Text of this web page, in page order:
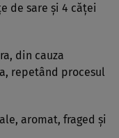
de sare şi 4 căţei
din cauza
repetând procesul
aromat, fraged și